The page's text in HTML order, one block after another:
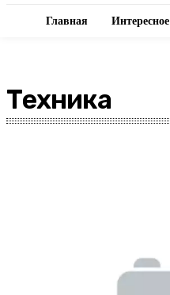
Главная Интересное
Техника